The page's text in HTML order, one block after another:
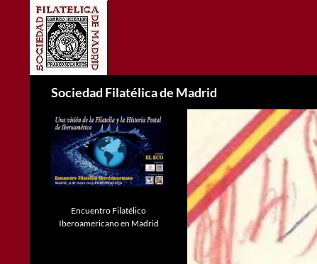
contenido
Sociedad Filatélica de Madrid
Encuentro Filatélico
Iberoamericano en Madrid